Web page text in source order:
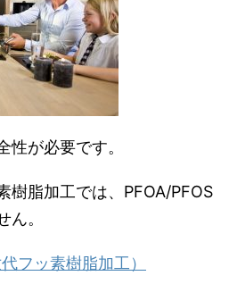
性が必要です。
樹脂加工では、PFOA/PFOS
ん。
フッ素樹脂加工）